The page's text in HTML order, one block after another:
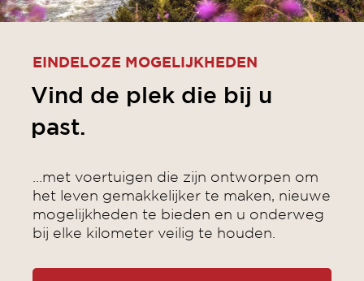
EINDELOZE MOGELIJKHEDEN
Vind de plek die bij u
past.
…met voertuigen die zijn ontworpen om
het leven gemakkelijker te maken, nieuwe
mogelijkheden te bieden en u onderweg
bij elke kilometer veilig te houden.